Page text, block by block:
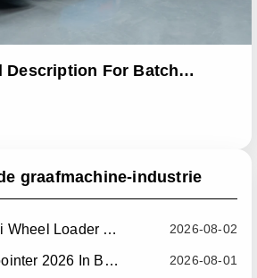
Description For Batch
graafmachine-industrie
2026-08-02
China Leading Mini Wheel Loader Supplier: Reliable Compact Wheel Loaders For Global Markets
2026-08-01
Meet RIPPA At Expointer 2026 In Brazil